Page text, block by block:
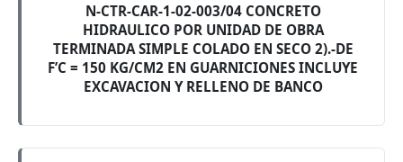
N-CTR-CAR-1-02-003/04 CONCRETO
HIDRAULICO POR UNIDAD DE OBRA
TERMINADA SIMPLE COLADO EN SECO 2).-DE
F’C = 150 KG/CM2 EN GUARNICIONES INCLUYE
EXCAVACION Y RELLENO DE BANCO